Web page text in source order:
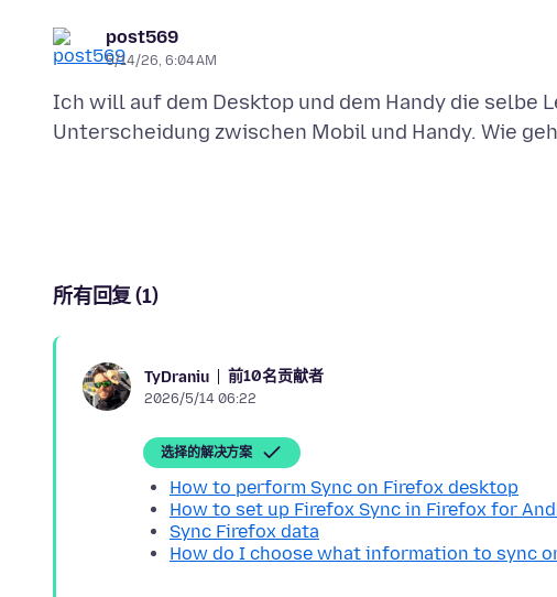
post569
5/14/26, 6:04 AM
Ich will auf dem Desktop und dem Handy die selbe
所有回复 (1)
TyDraniu 前10名贡献者
2026/5/14 06:22
选择的解决方案
How to perform Sync on Firefox desktop
How to set up Firefox Sync in Firefox for
Sync Firefox data
How do I choose what information to sync